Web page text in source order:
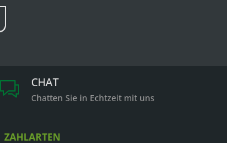
CHAT
Chatten Sie in Echtzeit mit uns
ZAHLARTEN